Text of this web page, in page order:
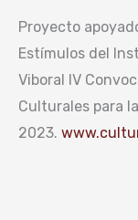
Proyecto
Estímulos del
Viboral IV
Culturales para
2023.